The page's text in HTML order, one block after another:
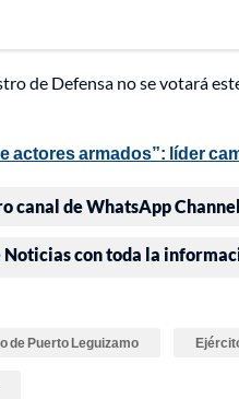
de Defensa no se votará
actores armados”: líder
canal de WhatsApp
Noticias con toda la
de Puerto Leguizamo